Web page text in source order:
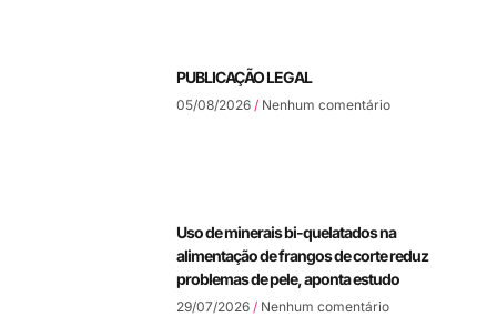
PUBLICAÇÃO LEGAL
05/08/2026 Nenhum comentário
Uso de minerais bi-quelatados na
alimentação de frangos de corte reduz
problemas de pele, aponta estudo
29/07/2026 Nenhum comentário